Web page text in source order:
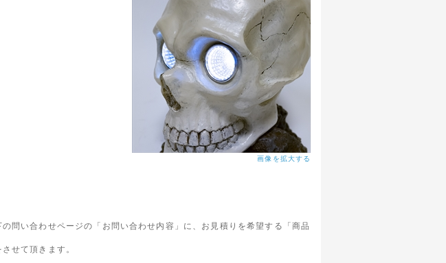
画像を拡大する
問い合わせページの「お問い合わせ内容」に、お見積りを希望する「商品
せて頂きます。